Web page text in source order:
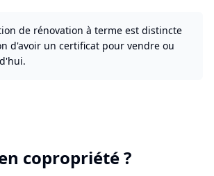
de rénovation à terme est distincte
d'avoir un certificat pour vendre ou
copropriété ?